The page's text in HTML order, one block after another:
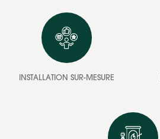
INSTALLATION SUR-MESURE